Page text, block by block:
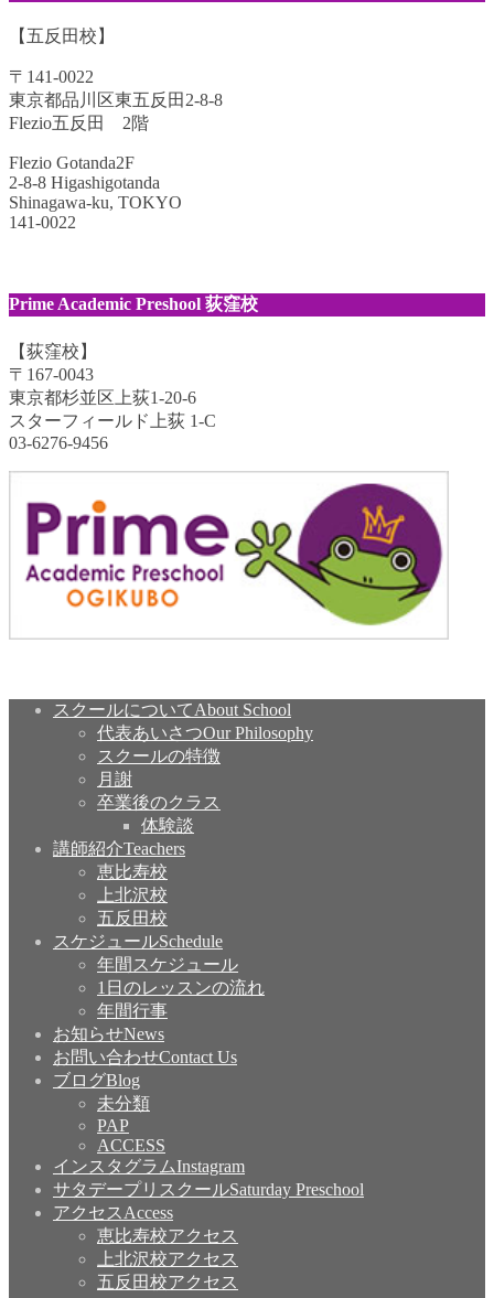
【五反田校】
〒141-0022
東京都品川区東五反田2-8-8
Flezio五反田 2階
Flezio Gotanda2F
2-8-8 Higashigotanda
Shinagawa-ku, TOKYO
141-0022
Prime Academic Preshool 荻窪校
【荻窪校】
〒167-0043
東京都杉並区上荻1-20-6
スターフィールド上荻 1-C
03-6276-9456
スクールについてAbout School
代表あいさつOur Philosophy
スクールの特徴
月謝
卒業後のクラス
体験談
講師紹介Teachers
恵比寿校
上北沢校
五反田校
スケジュールSchedule
年間スケジュール
1日のレッスンの流れ
年間行事
お知らせNews
お問い合わせContact Us
ブログBlog
未分類
PAP
ACCESS
インスタグラムInstagram
サタデープリスクールSaturday Preschool
アクセス Access
恵比寿校アクセス
上北沢校アクセス
五反田校アクセス